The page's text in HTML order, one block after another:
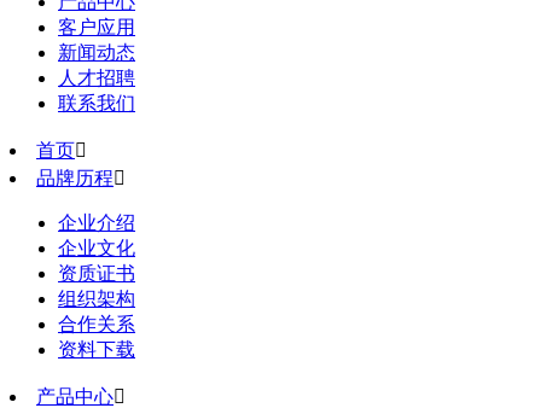
客户应用
新闻动态
人才招聘
联系我们
首页
品牌历程
企业介绍
企业文化
资质证书
组织架构
合作关系
资料下载
产品中心